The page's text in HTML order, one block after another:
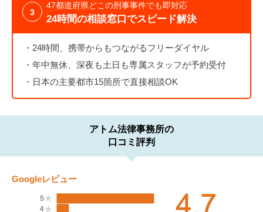
3
47都道府県どこの刑事事件でも即対応
24時間の相談窓口でスピード解決
24時間、携帯からもつながるフリーダイヤル
年中無休、深夜も土日も専属スタッフが予約受付
日本の主要都市15箇所で直接相談OK
アトム法律事務所の
口コミ評判
Googleレビュー